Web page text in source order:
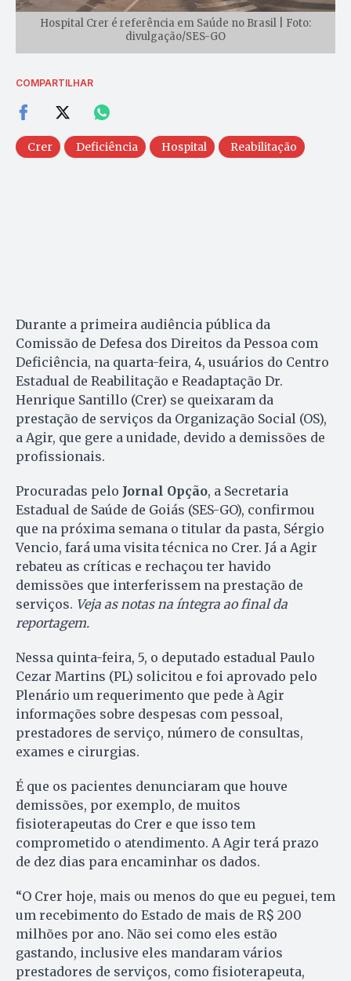
Hospital Crer é referência em Saúde no Brasil | Foto:
divulgação/SES-GO
COMPARTILHAR
Crer Deficiência Hospital Reabilitação
Durante a primeira audiência pública da
Comissão de Defesa dos Direitos da Pessoa com
Deficiência, na quarta-feira, 4, usuários do Centro
Estadual de Reabilitação e Readaptação Dr.
Henrique Santillo (Crer) se queixaram da
prestação de serviços da Organização Social (OS),
a Agir, que gere a unidade, devido a demissões de
profissionais.
Procuradas pelo Jornal Opção, a Secretaria
Estadual de Saúde de Goiás (SES-GO), confirmou
que na próxima semana o titular da pasta, Sérgio
Vencio, fará uma visita técnica no Crer. Já a Agir
rebateu as críticas e rechaçou ter havido
demissões que interferissem na prestação de
serviços. Veja as notas na íntegra ao final da
reportagem.
Nessa quinta-feira, 5, o deputado estadual Paulo
Cezar Martins (PL) solicitou e foi aprovado pelo
Plenário um requerimento que pede à Agir
informações sobre despesas com pessoal,
prestadores de serviço, número de consultas,
exames e cirurgias.
É que os pacientes denunciaram que houve
demissões, por exemplo, de muitos
fisioterapeutas do Crer e que isso tem
comprometido o atendimento. A Agir terá prazo
de dez dias para encaminhar os dados.
“O Crer hoje, mais ou menos do que eu peguei, tem
um recebimento do Estado de mais de R$ 200
milhões por ano. Não sei como eles estão
gastando, inclusive eles mandaram vários
prestadores de serviços, como fisioterapeuta,